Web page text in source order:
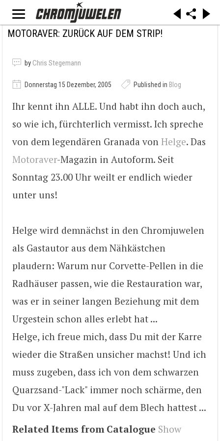
MOTORAVER: ZURÜCK AUF DEM STRIP!
by Chris Stegemann
Donnerstag 15 Dezember, 2005 Published in Blog
Ihr kennt ihn ALLE. Und habt ihn doch auch,
so wie ich, fürchterlich vermisst. Ich spreche
von dem legendären Granada von Helge. Das
Motoraver-Magazin in Autoform. Seit
Sonntag 23.00 Uhr weilt er endlich wieder
unter uns!
Helge wird demnächst in den Chromjuwelen
als Gastautor aus dem Nähkästchen
plaudern: Warum nur Corvette-Pellen in die
Radhäuser passen, wie die Restauration war,
was er in seiner langen Beziehung mit dem
Urgestein schon alles erlebt hat ...
Helge, ich freue mich, dass Du mit der Karre
wieder die Straßen unsicher machst! Und ich
muss zugeben, dass ich von dem schwarzen
Quarzsand-"Lack" immer noch schärme, den
Du vor X-Jahren mal auf dem Blech hattest ...
Related Items from Catalogue Show